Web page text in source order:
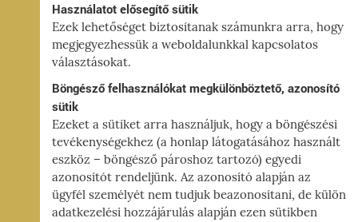
Használatot elősegítő sütik
Ezek lehetőséget biztosítanak számunkra arra, hogy
megjegyezhessük a weboldalunkkal kapcsolatos
választásokat.
Böngésző felhasználókat megkülönböztető, azonosító
sütik
Ezeket a sütiket arra használjuk, hogy a böngészési
tevékenységekhez (a honlap látogatásához használt
eszköz – böngésző pároshoz tartozó) egyedi
azonosítót rendeljünk. Az azonosító alapján az
ügyfél személyét nem tudjuk beazonosítani, de külön
adatkezelési hozzájárulás alapján ezen sütikben